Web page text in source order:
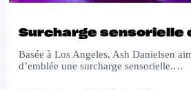
Surcharge sensorielle
Basée à Los Angeles, Ash Danielsen
d’emblée une surcharge sensorielle.…